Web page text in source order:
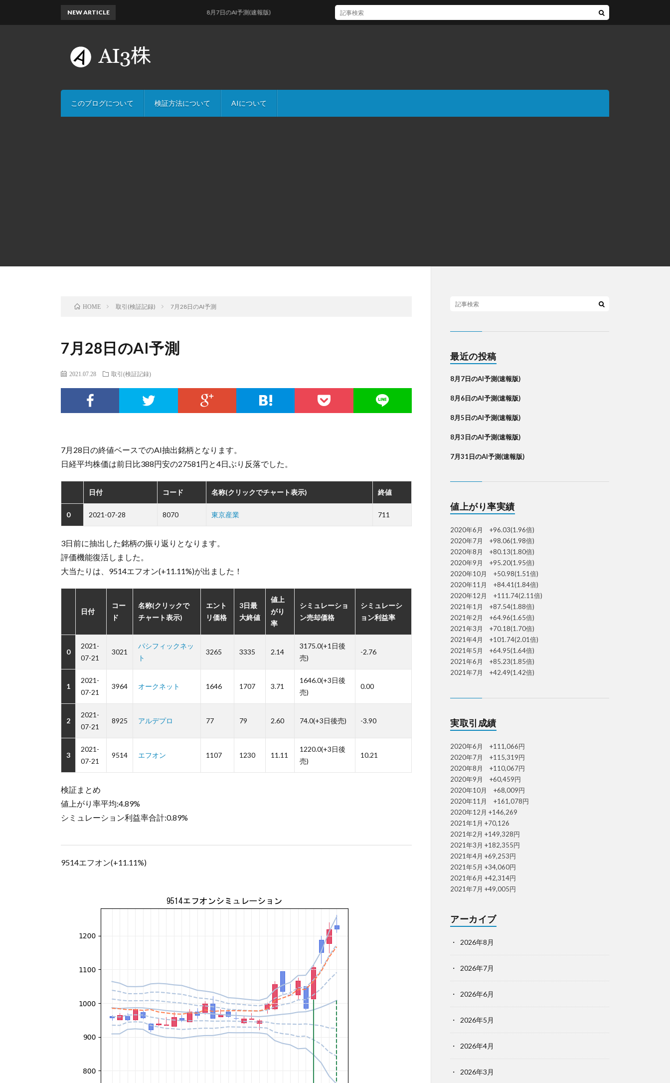
このブログについて 検証方法について AIについて
NEW ARTICLE 8月7日のAI予測(速報版)
HOME 取引(検証記録) 7月28日のAI予測
7月28日のAI予測
2021.07.28 取引(検証記録)
7月28日の終値ベースでのAI抽出銘柄となります。
日経平均株価は前日比388円安の27581円と4日ぶり反落でした。
日付 コード 名称(クリックでチャート表示) 終値
0 2021-07-28 8070 東京産業 711
3日前に抽出した銘柄の振り返りとなります。
評価機能復活しました。
大当たりは、9514エフオン(+11.11%)が出ました！
日付
コー
ド
名称(クリックで
チャート表示)
エント
リ価格
3日最
大終値
値上
がり
率
シミュレーショ
ン売却価格
シミュレーシ
ョン利益率
0
2021-
07-21
3021
パシフィックネッ
ト
3265 3335 2.14
3175.0(+1日後
売)
-2.76
1
2021-
07-21
3964 オークネット 1646 1707 3.71
1646.0(+3日後
売)
0.00
2
2021-
07-21
8925 アルデプロ 77 79 2.60 74.0(+3日後売) -3.90
3
2021-
07-21
9514 エフオン 1107 1230 11.11
1220.0(+3日後
売)
10.21
検証まとめ
値上がり率平均:4.89%
シミュレーション利益率合計:0.89%
9514エフオン(+11.11%)
最近の投稿
8月7日のAI予測(速報版)
8月6日のAI予測(速報版)
8月5日のAI予測(速報版)
8月3日のAI予測(速報版)
7月31日のAI予測(速報版)
値上がり率実績
2020年6月 +96.03(1.96倍)
2020年7月 +98.06(1.98倍)
2020年8月 +80.13(1.80倍)
2020年9月 +95.20(1.95倍)
2020年10月 +50.98(1.51倍)
2020年11月 +84.41(1.84倍)
2020年12月 +111.74(2.11倍)
2021年1月 +87.54(1.88倍)
2021年2月 +64.96(1.65倍)
2021年3月 +70.18(1.70倍)
2021年4月 +101.74(2.01倍)
2021年5月 +64.95(1.64倍)
2021年6月 +85.23(1.85倍)
2021年7月 +42.49(1.42倍)
実取引成績
2020年6月 +111,066円
2020年7月 +115,319円
2020年8月 +110,067円
2020年9月 +60,459円
2020年10月 +68,009円
2020年11月 +161,078円
2020年12月 +146,269
2021年1月 +70,126
2021年2月 +149,328円
2021年3月 +182,355円
2021年4月 +69,253円
2021年5月 +34,060円
2021年6月 +42,314円
2021年7月 +49,005円
アーカイブ
2026年8月
2026年7月
2026年6月
2026年5月
2026年4月
2026年3月